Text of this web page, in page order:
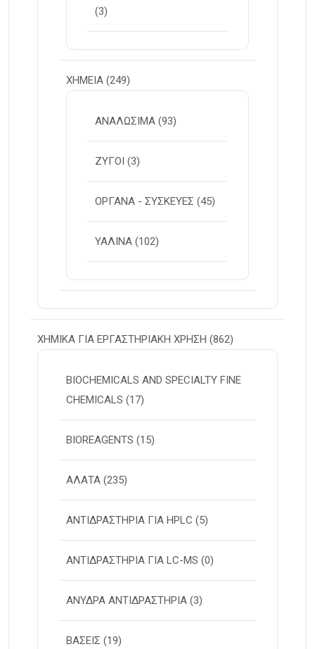
(3)
ΧΗΜΕΙΑ (249)
ΑΝΑΛΩΣΙΜΑ (93)
ΖΥΓΟΙ (3)
ΟΡΓΑΝΑ - ΣΥΣΚΕΥΕΣ (45)
ΥΑΛΙΝΑ (102)
ΧΗΜΙΚΑ ΓΙΑ ΕΡΓΑΣΤΗΡΙΑΚΗ ΧΡΗΣΗ (862)
BIOCHEMICALS AND SPECIALTY FINE
CHEMICALS (17)
BIOREAGENTS (15)
ΑΛΑΤΑ (235)
ΑΝΤΙΔΡΑΣΤΗΡΙΑ ΓΙΑ HPLC (5)
ΑΝΤΙΔΡΑΣΤΗΡΙΑ ΓΙΑ LC-MS (0)
ΑΝΥΔΡΑ ΑΝΤΙΔΡΑΣΤΗΡΙΑ (3)
ΒΑΣΕΙΣ (19)